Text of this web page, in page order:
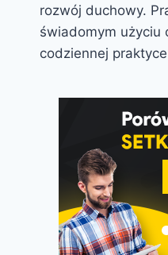
rozwój duchowy.
świadomym użyciu
codziennej